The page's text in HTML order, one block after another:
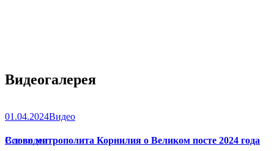
Видеогалерея
01.04.2024Видео
Слово митрополита Корнилия о Великом посте 2024 года
Все видео